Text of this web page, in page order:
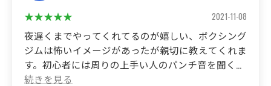
after work ^_^
2021-11-08
夜遅くまでやってくれてるのが嬉しい、ボクシング
ジムは怖いイメージがあったが親切に教えてくれま
す。初心者には周りの上手い人のパンチ音を聞くだ
けで痛そうです。年功序列のようなオラオラ感もあ